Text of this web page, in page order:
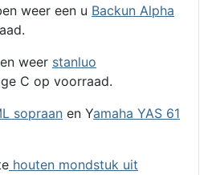
weer een u Backun Alpha
weer stanluo
C op voorraad.
sopraan en Yamaha YAS 61
houten mondstuk uit